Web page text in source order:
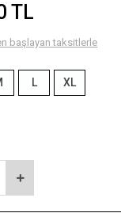
TL
başlayan taksitlerle
L XL